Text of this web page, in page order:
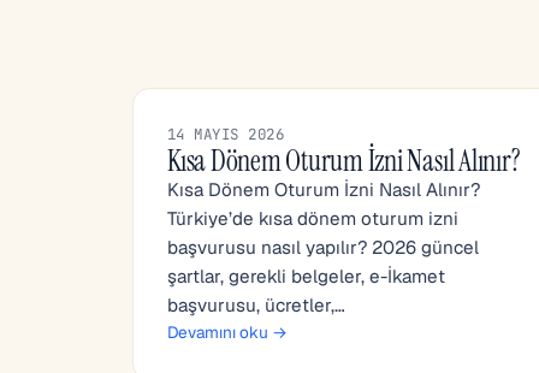
14 MAYIS 2026
Kısa Dönem Oturum İzni Nasıl Alınır?
Kısa Dönem Oturum İzni Nasıl Alınır?
Türkiye’de kısa dönem oturum izni
başvurusu nasıl yapılır? 2026 güncel
şartlar, gerekli belgeler, e-İkamet
başvurusu, ücretler,…
Devamını oku →